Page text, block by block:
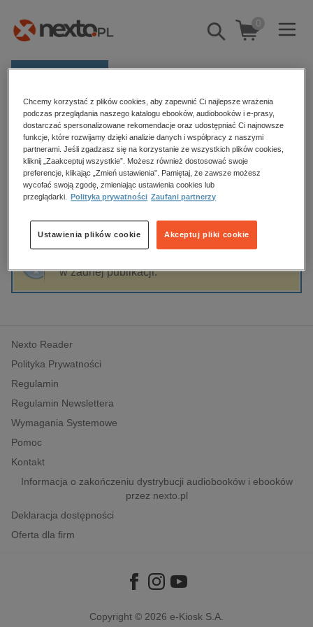
Pokaż/schowaj
wyszukiwarkę
0
Kategorie
Zobacz wszystkie E-prasa
budownictwo, aranżacja wnętrz
biznesowe, branżowe, gospodarka
dzienniki
edukacja
hobby, sport, rozrywka
komputery, internet, technologie, informatyka
polityka, społeczno-informacyjne
psychologiczne
inne
popularno-naukowe
historia
Strona główna Erin Somers
Erin Somers
Sortowanie Filtrowanie
w żadnej publikacji.
Nexto Reader
Polityka Prywatności
Regulamin
Regulamin Newslettera
Wymagania Systemowe
Pomoc
Kontakt
Informacja o zakończeniu dystrybucji audiobooków i ebooków
przez nexto.pl
Deklaracja dostępności
Oferta dla firm
Copyright © 2026 e-Kiosk S.A.
Chcemy korzystać z plików cookies, aby zapewnić Ci najlepsze wrażenia
podczas przeglądania naszego katalogu ebooków, audiobooków i e-prasy,
dostarczać spersonalizowane rekomendacje oraz udostępniać Ci najnowsze
funkcje, które rozwijamy dzięki analizie danych i współpracy z naszymi
partnerami. Jeśli zgadzasz się na korzystanie ze wszystkich plików cookies,
kliknij „Zaakceptuj wszystkie”. Możesz również dostosować swoje
preferencje, klikając „Zmień ustawienia”. Pamiętaj, że zawsze możesz
wycofać swoją zgodę, zmieniając ustawienia cookies lub
przeglądarki.
Polityka prywatności Zaufani partnerzy
Akceptuj pliki cookie
Ustawienia plików cookie